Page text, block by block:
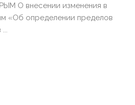
О внесении изменения в
«Об определении пределов